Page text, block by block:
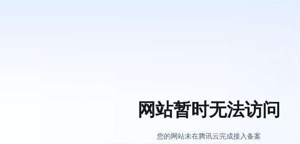
网站暂时无法访问
您的网站未在腾讯云完成接入备案